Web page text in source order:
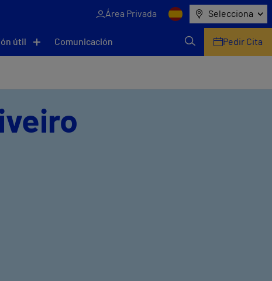
Área Privada Selecciona
útil Comunicación Pedir Cita